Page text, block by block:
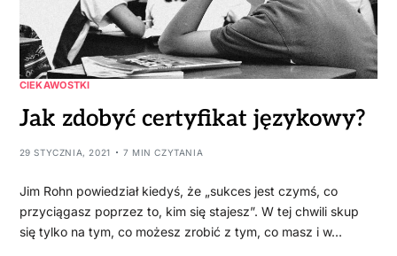
CIEKAWOSTKI
Jak zdobyć certyfikat językowy?
29 STYCZNIA, 2021 7 MIN CZYTANIA
Jim Rohn powiedział kiedyś, że „sukces jest czymś, co
przyciągasz poprzez to, kim się stajesz”. W tej chwili skup
się tylko na tym, co możesz zrobić z tym, co masz i w…